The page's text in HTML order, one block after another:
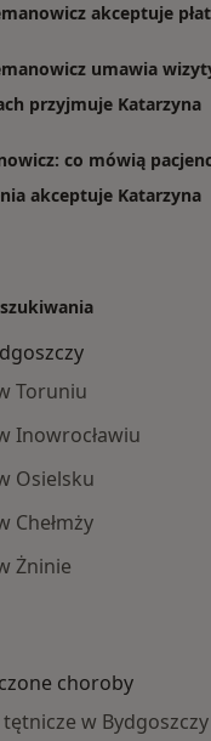
akceptuje
umawia
przyjmuje Katarzyna
co mówią
akceptuje Katarzyna
Toruniu
Inowrocławiu
Osielsku
Chełmży
Żninie
choroby
w Bydgoszczy